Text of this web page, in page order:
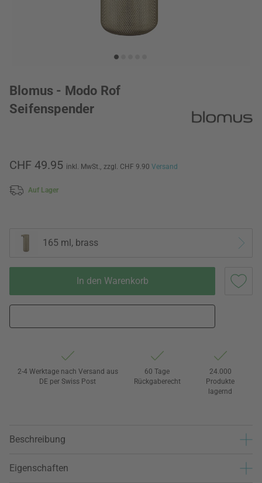
Blomus - Modo Rof
Seifenspender
CHF 49.95 inkl. MwSt., zzgl. CHF 9.90 Versand
Auf Lager
165 ml, brass
In den Warenkorb
2-4 Werktage nach Versand aus
DE per Swiss Post
60 Tage
Rückgaberecht
24.000
Produkte
lagernd
Beschreibung
Eigenschaften